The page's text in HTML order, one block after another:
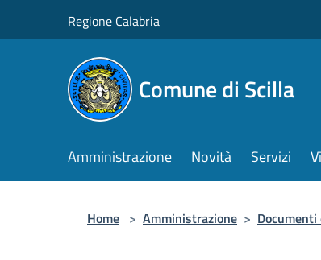
Regione Calabria
Comune di Scilla
Amministrazione Novità Servizi
Home > Amministrazione >